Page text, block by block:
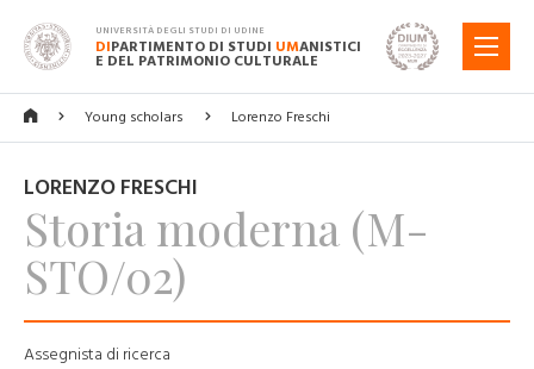
UNIVERSITÀ DEGLI STUDI DI UDINE
DIPARTIMENTO DI STUDI UMANISTICI
E DEL PATRIMONIO CULTURALE
MENU
Young scholars Lorenzo Freschi
LORENZO FRESCHI
Storia moderna (M-
STO/02)
Assegnista di ricerca